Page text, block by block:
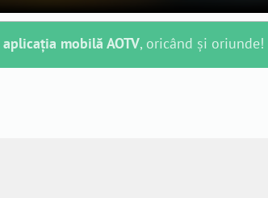
aplicația mobilă AOTV, oricând și oriunde!